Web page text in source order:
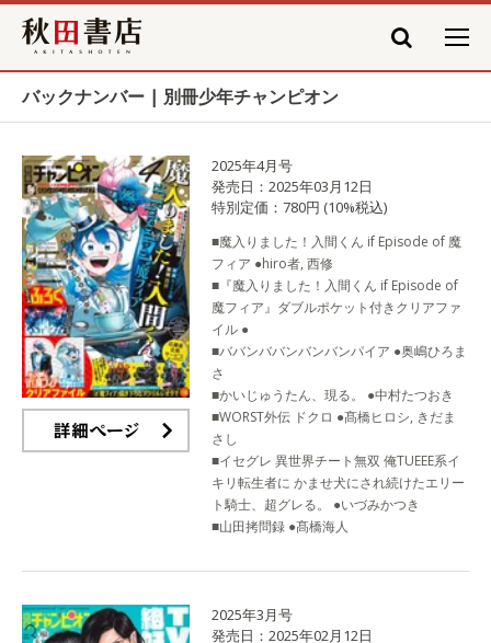
秋田書店
バックナンバー | 別冊少年チャンピオン
2025年4月号
発売日：2025年03月12日
特別定価：780円 (10%税込)
■魔入りました！入間くん if Episode of 魔
フィア ●hiro者, 西修
■『魔入りました！入間くん if Episode of
魔フィア』ダブルポケット付きクリアファ
イル ●
■ババンババンバンバンパイア ●奥嶋ひろま
さ
■かいじゅうたん、現る。 ●中村たつおき
■WORST外伝 ドクロ ●髙橋ヒロシ, きだま
さし
■イセグレ 異世界チート無双 俺TUEEE系イ
キリ転生者に かませ犬にされ続けたエリー
ト騎士、超グレる。 ●いづみかつき
■山田拷問録 ●髙橋海人
2025年3月号
発売日：2025年02月12日